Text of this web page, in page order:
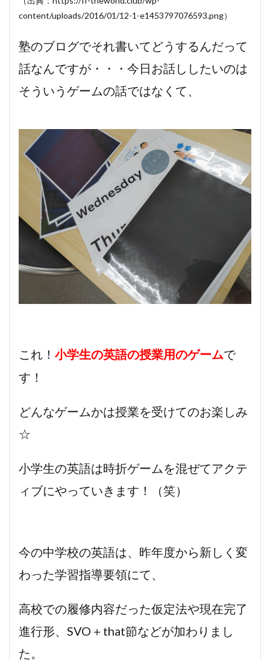
content/uploads/2016/01/12-1-e1453797076593.png）
塾のブログでそれ書いてどうするんだって
話なんですが・・・今日お話ししたいのは
そういうゲームの話ではなくて、
これ！ 小学生の英語の授業用のゲームで
す！
どんなゲームかは授業を受けてのお楽しみ
☆
小学生の英語は時折ゲームを混ぜてアクテ
ィブにやっていきます！（笑）
今の中学校の英語は、昨年度から新しく変
わった学習指導要領にて、
高校での履修内容だった仮定法や現在完了
進行形、SVO＋that節などが加わりまし
た。